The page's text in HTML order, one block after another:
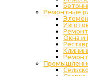
Ремонтные
Окна и